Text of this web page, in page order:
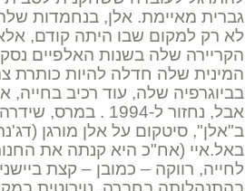
גברית מאיימת. אלן, בנחמדות
לא רק למקום שבו היתה קודם,
הקריירה שלה בשנות האלפיים
המינית שלה חדלה להיות כותרת
בביוגרפיה שלה, עוד רכיב
ב"אלן", סיטקום על אלן מורגן
לחייה, רווקה – כמובן – קצת